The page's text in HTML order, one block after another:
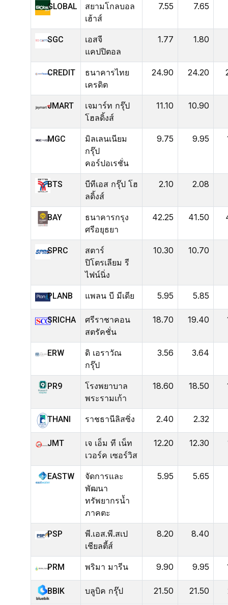
GLOBAL
สยามโกลบอล
เฮ้าส์
7.55 7.65
SGC
เอสจี
แคปปิตอล
1.77 1.80
CREDIT
ธนาคารไทย
เครดิต
24.90 24.20
JMART
เจมาร์ท กรุ๊ป
โฮลดิ้งส์
11.10 10.90
MGC
มิลเลนเนียม
กรุ๊ป
คอร์ปอเรชั่น
9.75 9.95
BTS
บีทีเอส กรุ๊ป โฮ
ลดิ้งส์
2.10 2.08
BAY
ธนาคารกรุง
ศรีอยุธยา
42.25 41.50
SPRC
สตาร์
ปิโตรเลียม รี
ไฟน์นิ่ง
10.30 10.70
PLANB แพลน บี มีเดีย 5.95 5.85
SRICHA
ศรีราชาคอน
สตรัคชั่น
18.70 19.40
ERW
ดิ เอราวัณ
กรุ๊ป
3.56 3.64
PR9
โรงพยาบาล
พระรามเก้า
18.60 18.50
THANI ราชธานีลิสซิ่ง 2.40 2.32
JMT
เจ เอ็ม ที เน็ท
เวอร์ค เซอร์วิส
12.20 12.30
EASTW
จัดการและ
พัฒนา
ทรัพยากรน้ำ
ภาคตะ
5.95 5.65
PSP
พี.เอส.พี.สเป
เชียลตี้ส์
8.20 8.40
PRM พริมา มารีน 9.90 9.95
BBIK บลูบิค กรุ๊ป 21.50 21.50